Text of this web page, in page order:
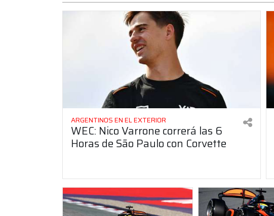
ARGENTINOS EN EL EXTERIOR
WEC: Nico Varrone correrá las 6
Horas de São Paulo con Corvette